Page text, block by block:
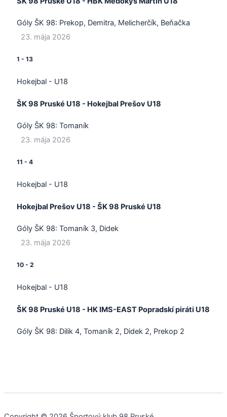
Góly ŠK 98: Prekop, Demitra, Melicherčík, Beňačka
23. mája 2026
1 -13
Hokejbal - U18
ŠK 98 Pruské U18 - Hokejbal Prešov U18
Góly ŠK 98: Tomaník
23. mája 2026
11 -4
Hokejbal - U18
Hokejbal Prešov U18 - ŠK 98 Pruské U18
Góly ŠK 98: Tomaník 3, Didek
23. mája 2026
10 -2
Hokejbal - U18
ŠK 98 Pruské U18 - HK IMS-EAST Popradskí piráti U18
Góly ŠK 98: Dilik 4, Tomaník 2, Didek 2, Prekop 2